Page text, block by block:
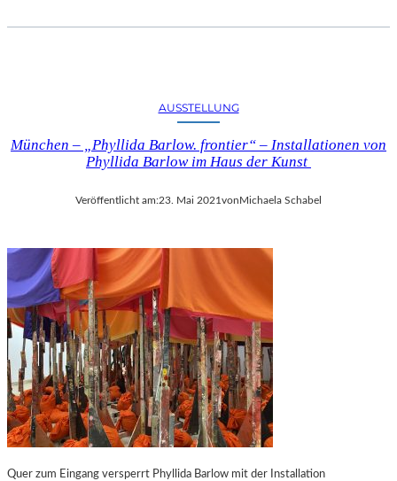
N
D
AUSSTELLUNG
München – „Phyllida Barlow. frontier“ – Installationen von
Phyllida Barlow im Haus der Kunst
Veröffentlicht am:23. Mai 2021vonMichaela Schabel
Quer zum Eingang versperrt Phyllida Barlow mit der Installation